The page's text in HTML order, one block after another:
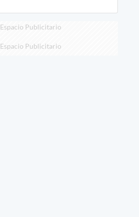
Espacio Publicitario
Espacio Publicitario